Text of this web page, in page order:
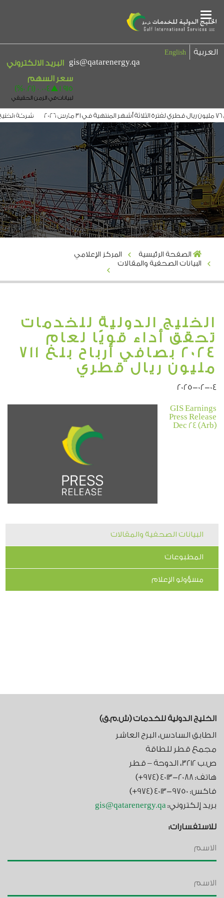
Main
Menu
البريد الالكتروني gis@qatarenergy.qa
بيان إخلاء المسؤولية
English العربية
شركة الخليج
الدولية توقع عقداً مع التجاري لتوزيع ارباحها لمدة 3 سنوات
الصفحة الرئيسية
المركز الإعلامي
البيانات الصحفية والمقالات
الخليج الدولية للخدمات
تحقق أداء قويًا لعام
2024 بصافي أرباح بلغ 711
مليون ريال قطري
2025-02-04
GIS Earnings
Press Release
Dec 24 (Arb)
البيانات الصحفية والمقالات
المطبوعات
مسؤولو الإعلام
الخليج الدولية للخدمات (ش.م.ق)​
الطابق السادس، البرج العاشر
مجمع قطر للطاقة
ص.ب 3212، الدوحة – قطر
هاتف: 2088-4013 (974+)
فاكس: 9750-4013 (974+)
بريد إلكتروني:gis@qatarenergy.qa
للاستفسارات: